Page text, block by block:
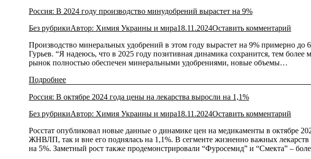
Россия: В 2024 году производство минудобрений вырастет на 9%
Без рубрикиАвтор: Химия Украины и мира18.11.2024Оставить комментарий
Производство минеральных удобрений в этом году вырастет на 9% примерно
Гурьев. “Я надеюсь, что в 2025 году позитивная динамика сохранится, тем
рынок полностью обеспечен минеральными удобрениями, новые объемы…
Подробнее
Россия: В октябре 2024 года цены на лекарства выросли на 1,1%
Без рубрикиАвтор: Химия Украины и мира18.11.2024Оставить комментарий
Росстат опубликовал новые данные о динамике цен на медикаменты в октябре
ЖНВЛП, так и вне его поднялась на 1,1%. В сегменте жизненно важных лекарств
на 5%. Заметный рост также продемонстрировали “Фуросемид” и “Смекта” –